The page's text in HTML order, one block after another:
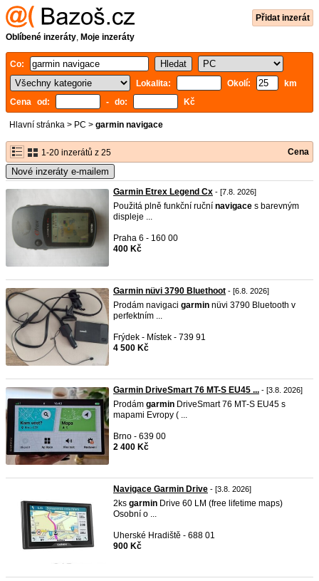
Přidat inzerát
Oblíbené inzeráty, Moje inzeráty
Co:
Lokalita:
Okolí:
km
Cena od:
- do: Kč
Hlavní stránka > PC > garmin navigace
1-20 inzerátů z 25 Cena
Nové inzeráty e-mailem
Garmin Etrex Legend Cx - [7.8. 2026]
Použitá plně funkční ruční navigace s barevným
displeje ...
Praha 6 - 160 00
400 Kč
Garmin nüvi 3790 Bluethoot - [6.8. 2026]
Prodám navigaci garmin nüvi 3790 Bluetooth v
perfektním ...
Frýdek - Místek - 739 91
4 500 Kč
Garmin DriveSmart 76 MT-S EU45 ... - [3.8. 2026]
Prodám garmin DriveSmart 76 MT‑S EU45 s
mapami Evropy ( ...
Brno - 639 00
2 400 Kč
Navigace Garmin Drive - [3.8. 2026]
2ks garmin Drive 60 LM (free lifetime maps)
Osobní o ...
Uherské Hradiště - 688 01
900 Kč